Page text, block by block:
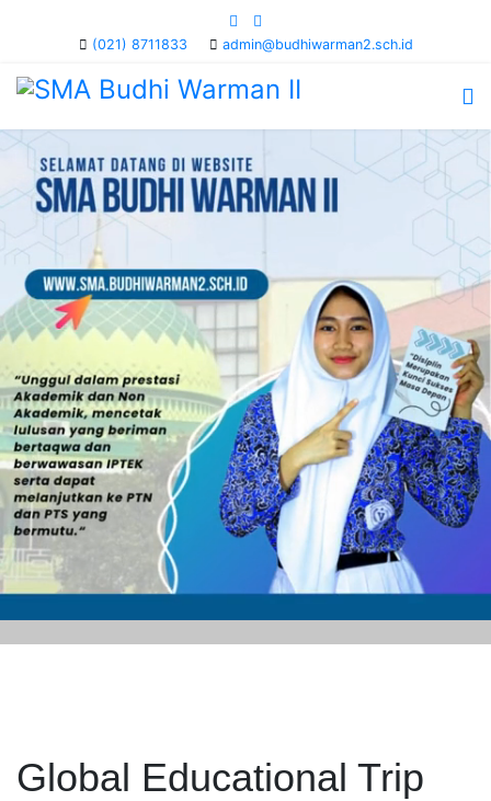
(021) 8711833 admin@budhiwarman2.sch.id
Global Educational Trip